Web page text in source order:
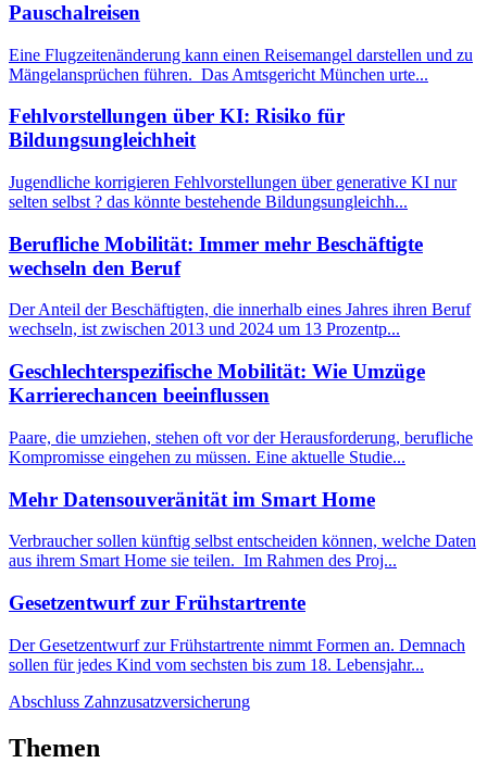
Pauschalreisen
Eine Flugzeitenänderung kann einen Reisemangel darstellen und zu
Mängelansprüchen führen. Das Amtsgericht München urte...
Fehlvorstellungen über KI: Risiko für
Bildungsungleichheit
Jugendliche korrigieren Fehlvorstellungen über generative KI nur
selten selbst ? das könnte bestehende Bildungsungleichh...
Berufliche Mobilität: Immer mehr Beschäftigte
wechseln den Beruf
Der Anteil der Beschäftigten, die innerhalb eines Jahres ihren Beruf
wechseln, ist zwischen 2013 und 2024 um 13 Prozentp...
Geschlechterspezifische Mobilität: Wie Umzüge
Karrierechancen beeinflussen
Paare, die umziehen, stehen oft vor der Herausforderung, berufliche
Kompromisse eingehen zu müssen. Eine aktuelle Studie...
Mehr Datensouveränität im Smart Home
Verbraucher sollen künftig selbst entscheiden können, welche Daten
aus ihrem Smart Home sie teilen. Im Rahmen des Proj...
Gesetzentwurf zur Frühstartrente
Der Gesetzentwurf zur Frühstartrente nimmt Formen an. Demnach
sollen für jedes Kind vom sechsten bis zum 18. Lebensjahr...
Abschluss Zahnzusatzversicherung
Themen